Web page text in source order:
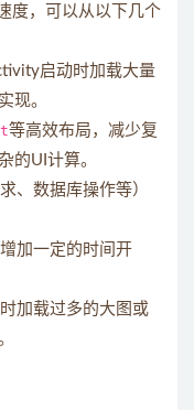
度，可以从以下几个
启动时加载大量
现。
等高效布局，减少复
的UI计算。
、数据库操作等）
加一定的时间开
加载过多的大图或